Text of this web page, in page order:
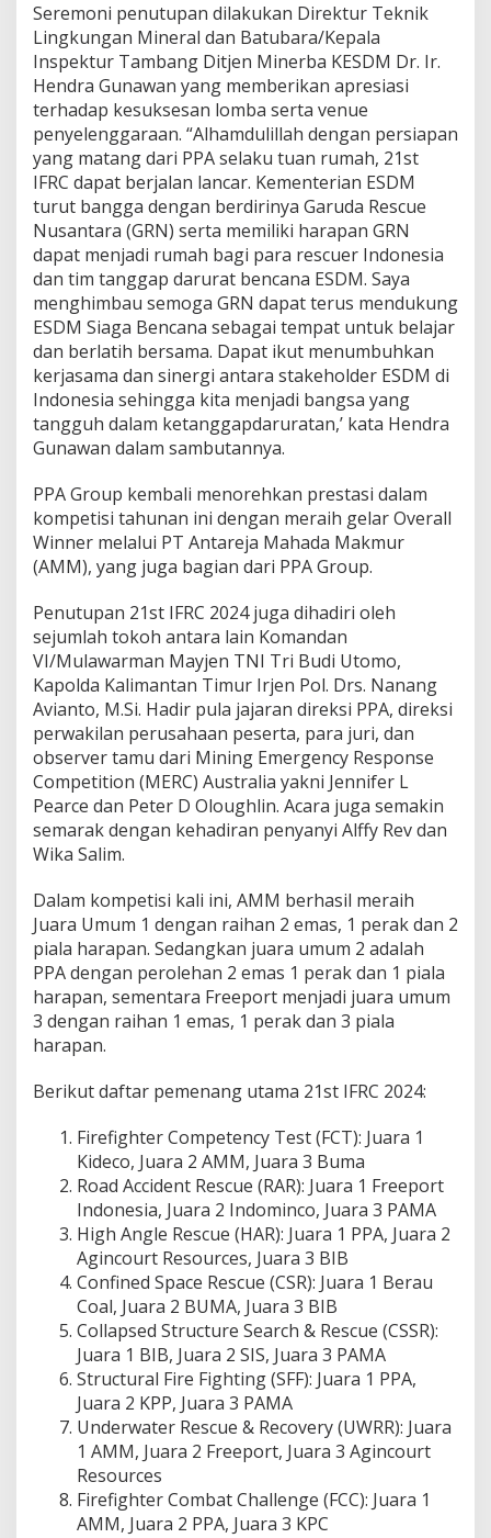
Seremoni penutupan dilakukan Direktur Teknik
Lingkungan Mineral dan Batubara/Kepala
Inspektur Tambang Ditjen Minerba KESDM Dr. Ir.
Hendra Gunawan yang memberikan apresiasi
terhadap kesuksesan lomba serta venue
penyelenggaraan. “Alhamdulillah dengan persiapan
yang matang dari PPA selaku tuan rumah, 21st
IFRC dapat berjalan lancar. Kementerian ESDM
turut bangga dengan berdirinya Garuda Rescue
Nusantara (GRN) serta memiliki harapan GRN
dapat menjadi rumah bagi para rescuer Indonesia
dan tim tanggap darurat bencana ESDM. Saya
menghimbau semoga GRN dapat terus mendukung
ESDM Siaga Bencana sebagai tempat untuk belajar
dan berlatih bersama. Dapat ikut menumbuhkan
kerjasama dan sinergi antara stakeholder ESDM di
Indonesia sehingga kita menjadi bangsa yang
tangguh dalam ketanggapdaruratan,’ kata Hendra
Gunawan dalam sambutannya.
PPA Group kembali menorehkan prestasi dalam
kompetisi tahunan ini dengan meraih gelar Overall
Winner melalui PT Antareja Mahada Makmur
(AMM), yang juga bagian dari PPA Group.
Penutupan 21st IFRC 2024 juga dihadiri oleh
sejumlah tokoh antara lain Komandan
VI/Mulawarman Mayjen TNI Tri Budi Utomo,
Kapolda Kalimantan Timur Irjen Pol. Drs. Nanang
Avianto, M.Si. Hadir pula jajaran direksi PPA, direksi
perwakilan perusahaan peserta, para juri, dan
observer tamu dari Mining Emergency Response
Competition (MERC) Australia yakni Jennifer L
Pearce dan Peter D Oloughlin. Acara juga semakin
semarak dengan kehadiran penyanyi Alffy Rev dan
Wika Salim.
Dalam kompetisi kali ini, AMM berhasil meraih
Juara Umum 1 dengan raihan 2 emas, 1 perak dan 2
piala harapan. Sedangkan juara umum 2 adalah
PPA dengan perolehan 2 emas 1 perak dan 1 piala
harapan, sementara Freeport menjadi juara umum
3 dengan raihan 1 emas, 1 perak dan 3 piala
harapan.
Berikut daftar pemenang utama 21st IFRC 2024:
Firefighter Competency Test (FCT): Juara 1
Kideco, Juara 2 AMM, Juara 3 Buma
Road Accident Rescue (RAR): Juara 1 Freeport
Indonesia, Juara 2 Indominco, Juara 3 PAMA
High Angle Rescue (HAR): Juara 1 PPA, Juara 2
Agincourt Resources, Juara 3 BIB
Confined Space Rescue (CSR): Juara 1 Berau
Coal, Juara 2 BUMA, Juara 3 BIB
Collapsed Structure Search & Rescue (CSSR):
Juara 1 BIB, Juara 2 SIS, Juara 3 PAMA
Structural Fire Fighting (SFF): Juara 1 PPA,
Juara 2 KPP, Juara 3 PAMA
Underwater Rescue & Recovery (UWRR): Juara
1 AMM, Juara 2 Freeport, Juara 3 Agincourt
Resources
Firefighter Combat Challenge (FCC): Juara 1
AMM, Juara 2 PPA, Juara 3 KPC